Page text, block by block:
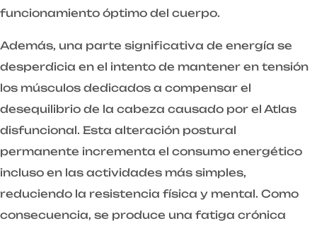
funcionamiento óptimo del cuerpo.
Además, una parte significativa de energía se
desperdicia en el intento de mantener en tensión
los músculos dedicados a compensar el
desequilibrio de la cabeza causado por el Atlas
disfuncional. Esta alteración postural
permanente incrementa el consumo energético
incluso en las actividades más simples,
reduciendo la resistencia física y mental. Como
consecuencia, se produce una fatiga crónica